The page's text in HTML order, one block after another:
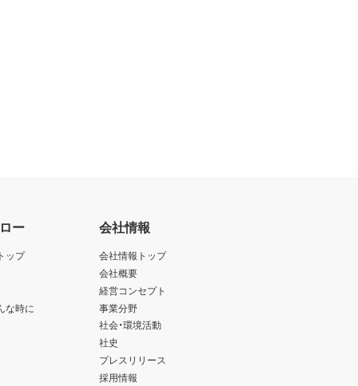
ー
ップ
な時に
会社情報
会社情報トップ
会社概要
経営コンセプト
事業分野
社会・環境活動
社史
プレスリリース
採用情報